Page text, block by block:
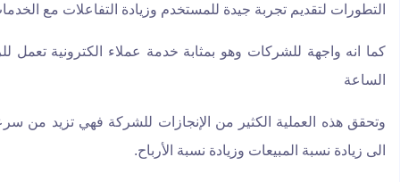
التطورات لتقديم تجربة جيدة للمستخدم وزيادة التفاعلات مع
كما انه واجهة للشركات وهو بمثابة خدمة عملاء الكترونية تعمل
الساعة
وتحقق هذه العملية الكثير من الإنجازات للشركة فهي تزيد من
الى زيادة نسبة المبيعات وزيادة نسبة الأرباح.